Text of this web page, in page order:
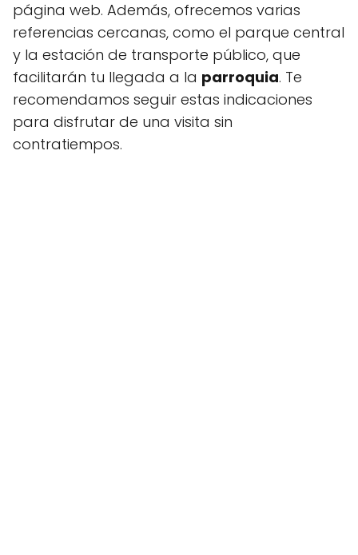
página web. Además, ofrecemos varias
referencias cercanas, como el parque central
y la estación de transporte público, que
facilitarán tu llegada a la parroquia. Te
recomendamos seguir estas indicaciones
para disfrutar de una visita sin
contratiempos.